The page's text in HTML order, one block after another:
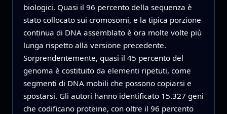
biologici. Quasi il 96 percento della sequenza è
stato collocato sui cromosomi, e la tipica porzione
continua di DNA assemblato è ora molte volte più
lunga rispetto alla versione precedente.
Sorprendentemente, quasi il 45 percento del
genoma è costituito da elementi ripetuti, come
segmenti di DNA mobili che possono copiarsi e
spostarsi. Gli autori hanno identificato 15.327 geni
che codificano proteine, con oltre il 96 percento